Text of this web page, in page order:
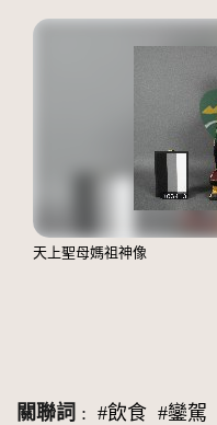
天上聖母媽祖神像
關聯詞 : #飲食 #鑾駕